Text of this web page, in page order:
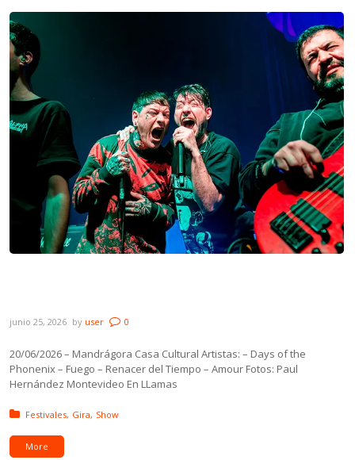
junio 25, 2026 by user 0
20/06/2026 – Mandrágora Casa Cultural Artistas: – Days of the
Phonenix – Fuego – Renacer del Tiempo – Amour Fotos: Paul
Hernández Montevideo En LLamas
Posted in:
Festivales Gira Show
More